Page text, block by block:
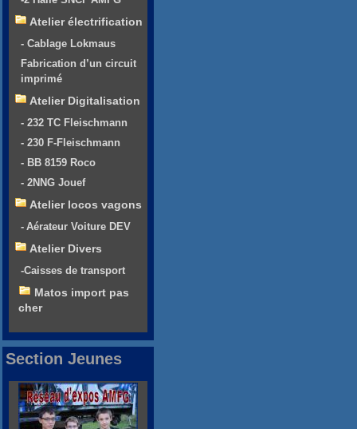
Atelier électrification
- Cablage Lokmaus
Fabrication d’un circuit
imprimé
Atelier Digitalisation
- 232 TC Fleischmann
- 230 F-Fleischmann
- BB 8159 Roco
- 2NNG Jouef
Atelier locos vagons
- Aérateur Voiture DEV
Atelier Divers
-Caisses de transport
Matos import pas
cher
Section Jeunes